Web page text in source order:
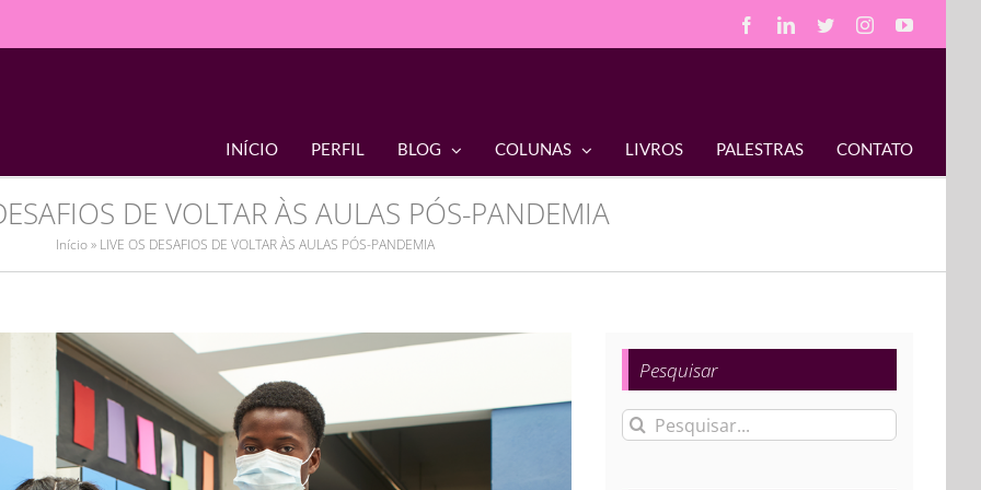
FacebookLinkedIn
TwitterInstagramYouTube
INÍCIO PERFIL BLOG COLUNAS LIVROS PALESTRAS CONTATO
DE VOLTAR ÀS AULAS PÓS-PANDEMIA
Início» LIVE OS DESAFIOS DE VOLTAR ÀS AULAS PÓS-PANDEMIA
Pesquisar
Buscar